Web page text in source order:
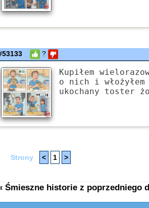
?
Kupiłem
o nich i
ukochany toster
Strony < 1 >
Śmieszne historie z poprzedniego